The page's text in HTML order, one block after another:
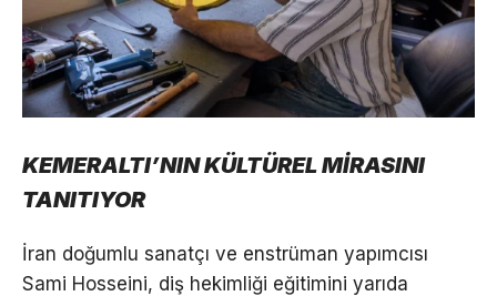
KEMERALTI’NIN KÜLTÜREL MİRASINI
TANITIYOR
İran doğumlu sanatçı ve enstrüman yapımcısı
Sami Hosseini, diş hekimliği eğitimini yarıda